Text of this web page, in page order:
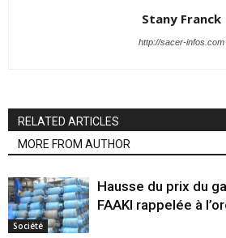
Stany Franck
http://sacer-infos.com
RELATED ARTICLES
MORE FROM AUTHOR
Société
Hausse du prix du
FAAKI rappelée à